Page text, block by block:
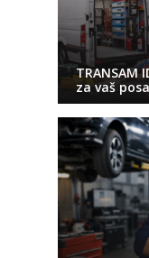
TRANSAM
za vaš